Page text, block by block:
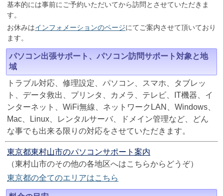
基本的には事前にご予約いただいてから訪問とさせていただきま
す。
お休みはインフォメーションのページにてご案内させて頂いており
ます。
パソコン出張サポート、パソコン訪問サポート対象と地
域
トラブル対応、修理設定、パソコン、スマホ、タブレッ
ト、データ救出、プリンタ、カメラ、テレビ、IT機器、イ
ンターネット、WiFi無線、ネットワークLAN、Windows、
Mac、Linux、レンタルサーバ、ドメイン管理など、どん
な事でも出来る限りの対応をさせていただきます。
東京都東村山市のパソコンサポート案内
（東村山市のその他の各地区へはこちらからどうぞ）
東京都の全てのエリアはこちら